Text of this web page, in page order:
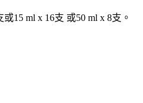
15 ml x 16支 或50 ml x 8支。